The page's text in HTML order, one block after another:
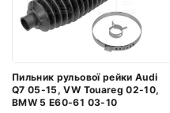
Пильник рульової рейки Audi
Q7 05-15, VW Touareg 02-10,
BMW 5 E60-61 03-10